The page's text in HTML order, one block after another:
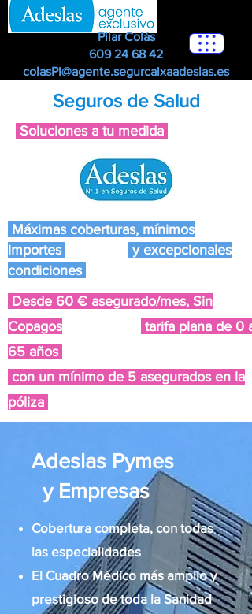
Pilar Colás
609 24 68 42
colasPi@agente.segurcaixaadeslas.es
Seguros de Salud
Soluciones a tu medida
Máximas coberturas, mínimos
importes
y excepcionales
condiciones
Desde 60 € asegurado/mes, Sin
Copagos
tarifa plana de 0 a
65 años
con un mínimo de 5 asegurados en la
póliza
Adeslas Pymes
y Empresas
Cobertura completa, con todas
las especialidades
El Cuadro Médico más amplio y
prestigioso de toda la Sanidad